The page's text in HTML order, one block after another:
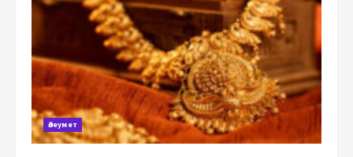
Әлеумет